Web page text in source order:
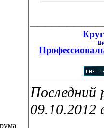
Последний
09.10.2012